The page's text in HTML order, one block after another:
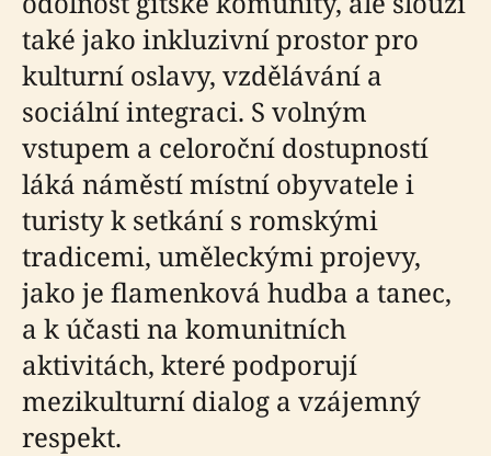
také jako inkluzivní prostor pro
kulturní oslavy, vzdělávání a
sociální integraci. S volným
vstupem a celoroční dostupností
láká náměstí místní obyvatele i
turisty k setkání s romskými
tradicemi, uměleckými projevy,
jako je flamenková hudba a tanec,
a k účasti na komunitních
aktivitách, které podporují
mezikulturní dialog a vzájemný
respekt.